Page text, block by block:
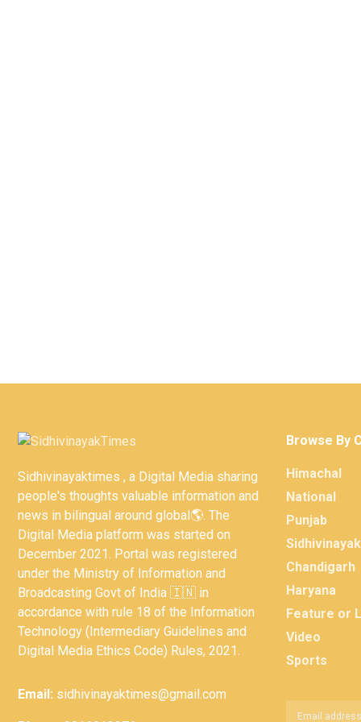
Sidhivinayaktimes , a Digital Media sharing
people's thoughts valuable information and
news in bilingual around global🌎. The
Digital Media platform was started on
December 2021. Portal was registered
under the Ministry of Information and
Broadcasting Govt of India 🇮🇳 in
accordance with rule 18 of the Information
Technology (Intermediary Guidelines and
Digital Media Ethics Code) Rules, 2021.
Email: sidhivinayaktimes@gmail.com
Browse By
Himachal
National
Punjab
Chandigarh
Haryana
Feature or
Video
Sports